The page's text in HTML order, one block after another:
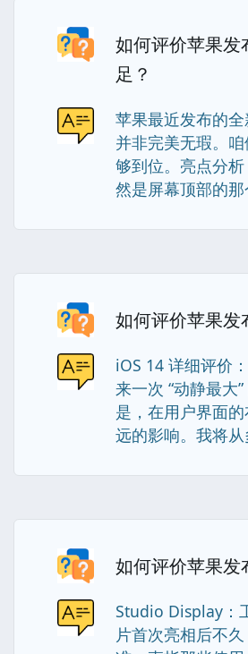
如何评价苹果
足？
苹果最近发布的
并非完美无瑕。
够到位。亮点分
然是屏幕顶部的
如何评价苹果发
iOS 14 详细评价
来一次 “动静最大
是，在用户界面
远的影响。我将
如何评价苹果发
Studio Display：
片首次亮相后不